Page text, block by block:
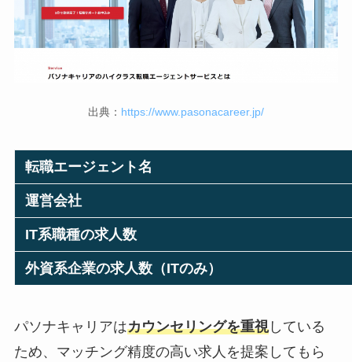
出典： https://www.pasonacareer.jp/
転職エージェント名
運営会社
IT系職種の求人数
外資系企業の求人数（ITのみ）
パソナキャリアはカウンセリングを重視している
ため、マッチング精度の高い求人を提案してもら